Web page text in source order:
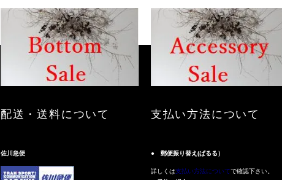
配送・送料について
佐川急便
支払い方法について
● 郵便振り替え(ぱるる）
詳しくは支払い方法についてで確認下さい。